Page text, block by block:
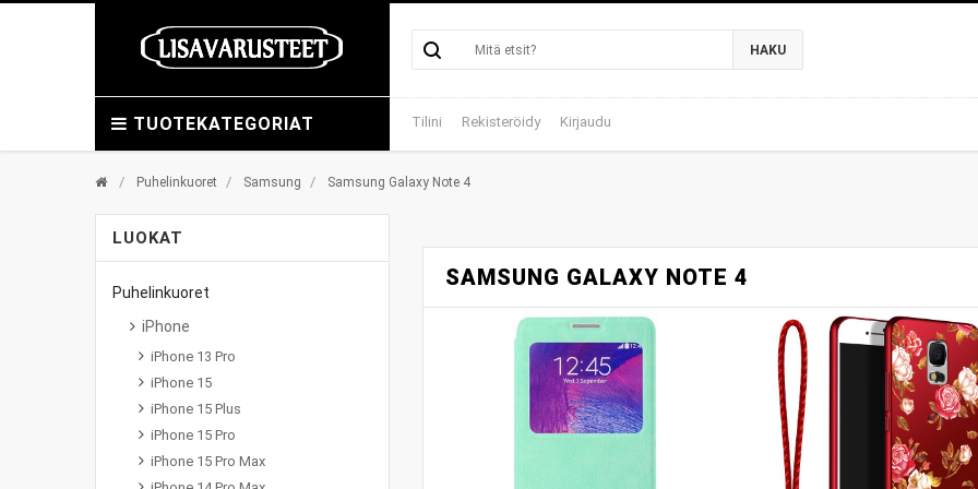
TUOTEKATEGORIAT
HAKU
Tilini Rekisteröidy Kirjaudu
/ Puhelinkuoret / Samsung / Samsung Galaxy Note 4
LUOKAT
Puhelinkuoret
iPhone
iPhone 13 Pro
iPhone 15
iPhone 15 Plus
iPhone 15 Pro
iPhone 15 Pro Max
SAMSUNG GALAXY NOTE 4